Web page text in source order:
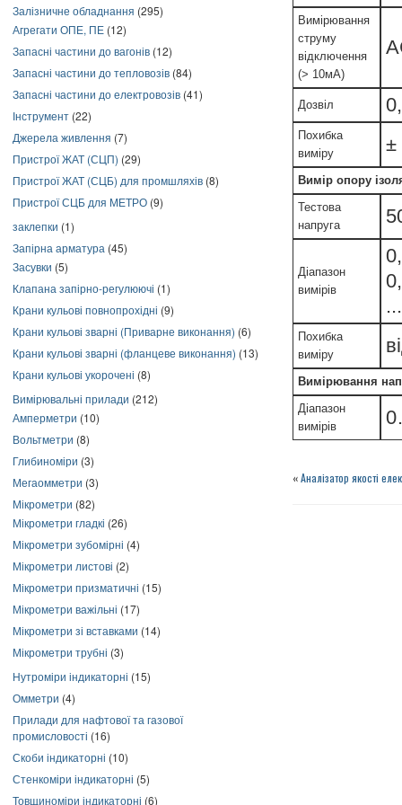
Залізничне обладнання (295)
Агрегати ОПЕ, ПЕ (12)
Запасні частини до вагонів (12)
Запасні частини до тепловозів (84)
Запасні частини до електровозів (41)
Інструмент (22)
Джерела живлення (7)
Пристрої ЖАТ (СЦП) (29)
Пристрої ЖАТ (СЦБ) для промшляхів (8)
Пристрої СЦБ для МЕТРО (9)
заклепки (1)
Запірна арматура (45)
Засувки (5)
Клапана запірно-регулюючі (1)
Крани кульові повнопрохідні (9)
Крани кульові зварні (Приварне виконання) (6)
Крани кульові зварні (фланцеве виконання) (13)
Крани кульові укорочені (8)
Вимірювальні прилади (212)
Амперметри (10)
Вольтметри (8)
Глибиноміри (3)
Мегаомметри (3)
Мікрометри (82)
Мікрометри гладкі (26)
Мікрометри зубомірні (4)
Мікрометри листові (2)
Мікрометри призматичні (15)
Мікрометри важільні (17)
Мікрометри зі вставками (14)
Мікрометри трубні (3)
Нутроміри індикаторні (15)
Омметри (4)
Прилади для нафтової та газової
промисловості (16)
Скоби індикаторні (10)
Стенкоміри індикаторні (5)
Товщиноміри індикаторні (6)
Вимірювання
струму
відключення
(> 10мА)
Дозвіл
Похибка
виміру
±
Вимір опору
Тестова
напруга
Діапазон
вимірів
Похибка
виміру
Вимірювання
Діапазон
вимірів
«Аналізатор якості